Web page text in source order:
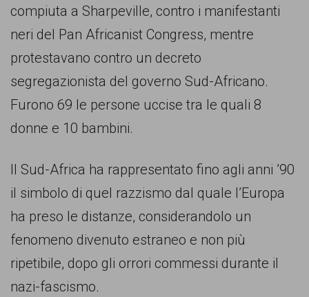
approfondimento
comunicazione
specificamente
dedicato
al
del
razzismo
curato
da
Lunaria
compiuta a Sharpeville, contro i manifestanti
neri del Pan Africanist Congress, mentre
protestavano contro un decreto
segregazionista del governo Sud-Africano.
Furono 69 le persone uccise tra le quali 8
donne e 10 bambini.
Il Sud-Africa ha rappresentato fino agli anni ’90
il simbolo di quel razzismo dal quale l’Europa
ha preso le distanze, considerandolo un
fenomeno divenuto estraneo e non più
ripetibile, dopo gli orrori commessi durante il
nazi-fascismo.